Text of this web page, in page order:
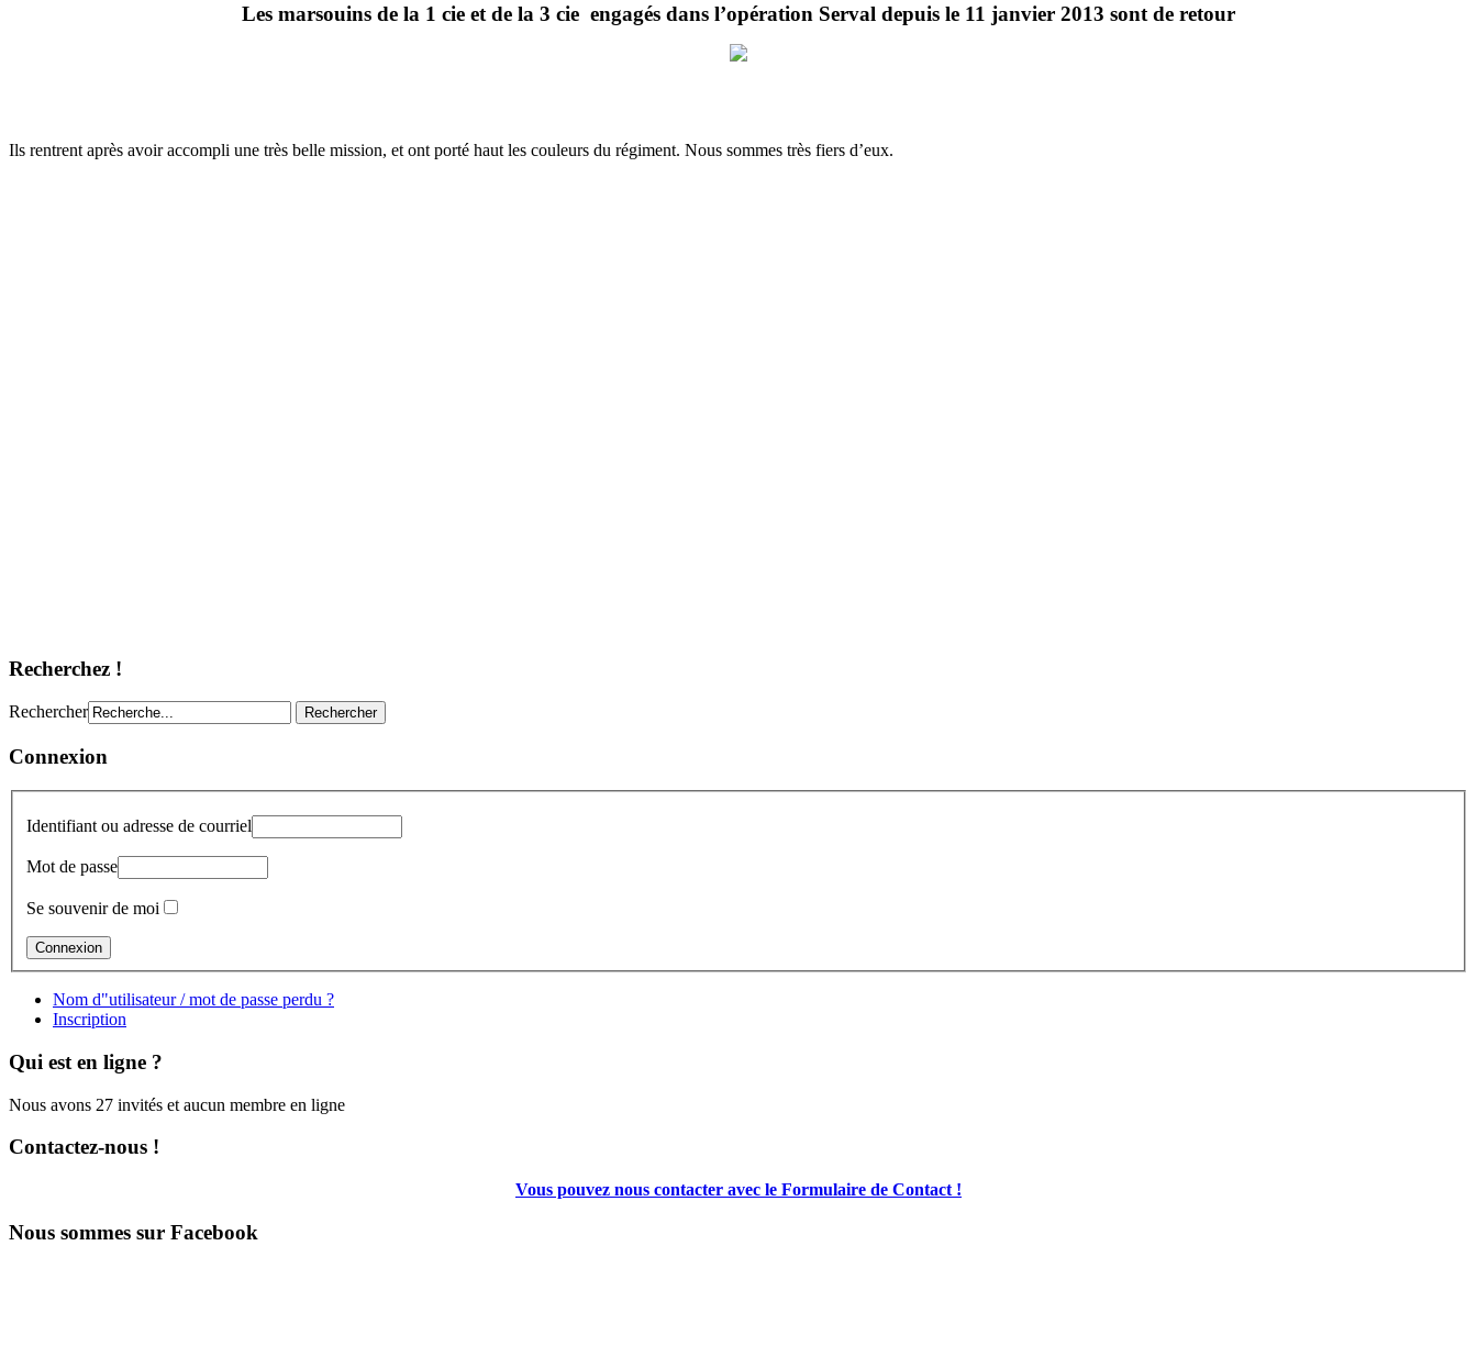
Les marsouins de la 1 cie et de la 3 cie engagés dans l’opération Serval depuis le 11 janvier 2013 sont de retour
Ils rentrent après avoir accompli une très belle mission, et ont porté haut les couleurs du régiment. Nous sommes très fiers d’eux.
Recherchez !
Rechercher
Connexion
Identifiant ou adresse de courriel
Mot de passe
Se souvenir de moi
Nom d"utilisateur / mot de passe perdu ?
Inscription
Qui est en ligne ?
Nous avons 27 invités et aucun membre en ligne
Contactez-nous !
Vous pouvez nous contacter avec le Formulaire de Contact !
Nous sommes sur Facebook